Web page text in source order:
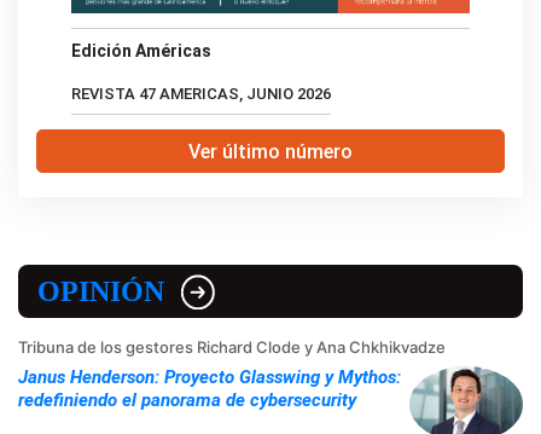
Edición Américas
REVISTA 47 AMERICAS, JUNIO 2026
Ver último número
OPINIÓN
Tribuna de los gestores Richard Clode y Ana Chkhikvadze
Janus Henderson: Proyecto Glasswing y Mythos:
redefiniendo el panorama de cybersecurity